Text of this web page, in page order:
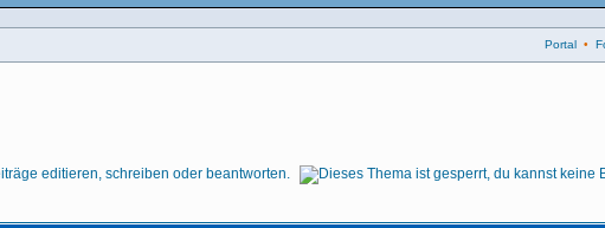
Portal•